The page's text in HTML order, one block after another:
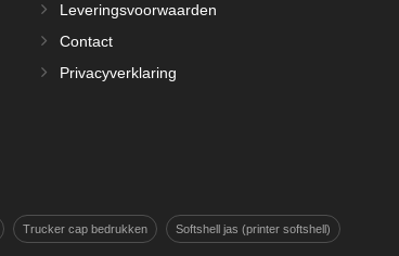
Leveringsvoorwaarden
Contact
Privacyverklaring
Trucker cap bedrukken Softshell jas (printer softshell)